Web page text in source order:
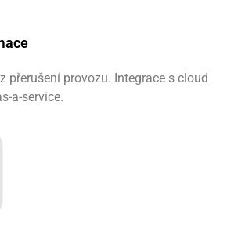
přerušení provozu. Integrace s cloud
a-service.